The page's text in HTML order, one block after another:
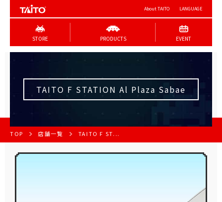
About TAITO LANGUAGE
STORE PRODUCTS EVENT
TAITO F STATION Al Plaza Sabae
TOP 店舗一覧 TAITO F ST...